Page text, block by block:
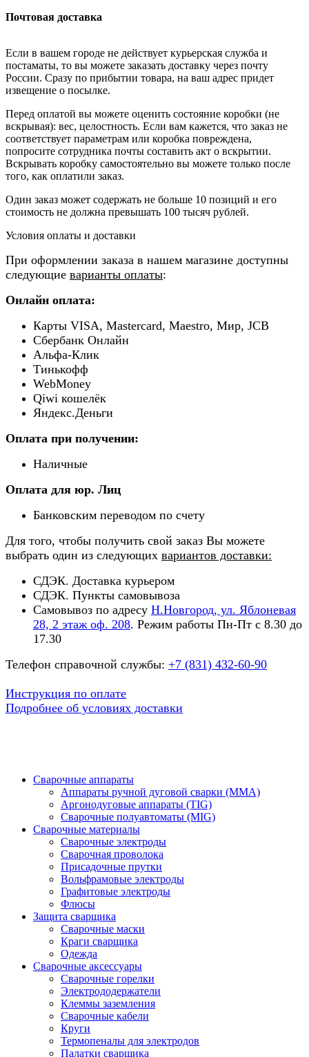
Почтовая доставка
Если в вашем городе не действует курьерская служба и
постаматы, то вы можете заказать доставку через почту
России. Сразу по прибытии товара, на ваш адрес придет
извещение о посылке.
Перед оплатой вы можете оценить состояние коробки (не
вскрывая): вес, целостность. Если вам кажется, что заказ не
соответствует параметрам или коробка повреждена,
попросите сотрудника почты составить акт о вскрытии.
Вскрывать коробку самостоятельно вы можете только после
того, как оплатили заказ.
Один заказ может содержать не больше 10 позиций и его
стоимость не должна превышать 100 тысяч рублей.
Условия оплаты и доставки
При оформлении заказа в нашем магазине доступны
следующие варианты оплаты:
Онлайн оплата:
Карты VISA, Mastercard, Maestro, Мир, JCB
Сбербанк Онлайн
Альфа-Клик
Тинькофф
WebMoney
Qiwi кошелёк
Яндекс.Деньги
Оплата при получении:
Наличные
Оплата для юр. Лиц
Банковским переводом по счету
Для того, чтобы получить свой заказ Вы можете
выбрать один из следующих вариантов доставки:
СДЭК. Доставка курьером
СДЭК. Пункты самовывоза
Самовывоз по адресу Н.Новгород, ул. Яблоневая
28, 2 этаж оф. 208. Режим работы Пн-Пт с 8.30 до
17.30
Телефон справочной службы: +7 (831) 432-60-90
Инструкция по оплате
Подробнее об условиях доставки
Сварочные аппараты
Аппараты ручной дуговой сварки (MMA)
Аргонодуговые аппараты (TIG)
Сварочные полуавтоматы (MIG)
Сварочные материалы
Сварочные электроды
Сварочная проволока
Присадочные прутки
Вольфрамовые электроды
Графитовые электроды
Флюсы
Защита сварщика
Сварочные маски
Краги сварщика
Одежда
Сварочные аксессуары
Сварочные горелки
Электрододержатели
Клеммы заземления
Сварочные кабели
Круги
Термопеналы для электродов
Палатки сварщика